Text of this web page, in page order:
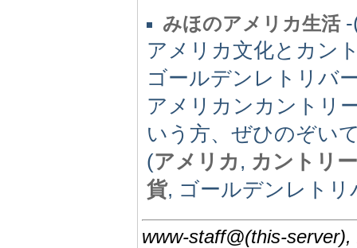
みほのアメリカ生活-
アメリカ文化とカン
ゴールデンレトリバ
アメリカンカントリ
いう方、ぜひのぞい
(アメリカ , カントリー
貨, ゴールデンレトリ
www-staff@(this-